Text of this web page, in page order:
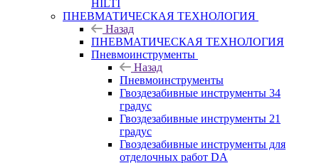
HILTI
ПНЕВМАТИЧЕСКАЯ ТЕХНОЛОГИЯ
Назад
ПНЕВМАТИЧЕСКАЯ ТЕХНОЛОГИЯ
Пневмоинструменты
Назад
Пневмоинструменты
Гвоздезабивные инструменты 34
градус
Гвоздезабивные инструменты 21
градус
Гвоздезабивные инструменты для
отделочных работ DA